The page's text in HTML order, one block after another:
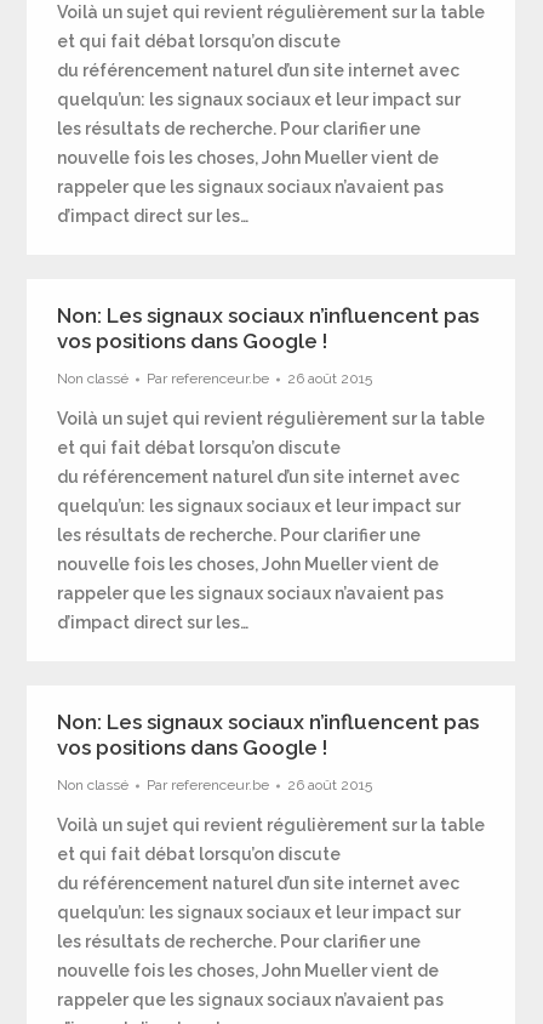
Voilà un sujet qui revient régulièrement sur la table
et qui fait débat lorsqu’on discute
du référencement naturel d’un site internet avec
quelqu’un: les signaux sociaux et leur impact sur
les résultats de recherche. Pour clarifier une
nouvelle fois les choses, John Mueller vient de
rappeler que les signaux sociaux n’avaient pas
d’impact direct sur les…
Non: Les signaux sociaux n’influencent pas
vos positions dans Google !
Non classé Par referenceur.be 26 août 2015
Voilà un sujet qui revient régulièrement sur la table
et qui fait débat lorsqu’on discute
du référencement naturel d’un site internet avec
quelqu’un: les signaux sociaux et leur impact sur
les résultats de recherche. Pour clarifier une
nouvelle fois les choses, John Mueller vient de
rappeler que les signaux sociaux n’avaient pas
d’impact direct sur les…
Non: Les signaux sociaux n’influencent pas
vos positions dans Google !
Non classé Par referenceur.be 26 août 2015
Voilà un sujet qui revient régulièrement sur la table
et qui fait débat lorsqu’on discute
du référencement naturel d’un site internet avec
quelqu’un: les signaux sociaux et leur impact sur
les résultats de recherche. Pour clarifier une
nouvelle fois les choses, John Mueller vient de
rappeler que les signaux sociaux n’avaient pas